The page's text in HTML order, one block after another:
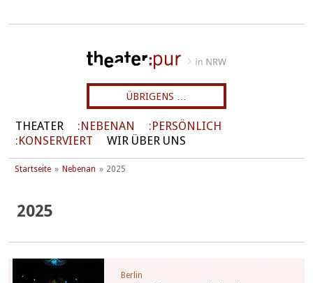
ÜBRIGENS …
THEATER NEBENAN
PERSÖNLICH
KONSERVIERT
WIR ÜBER UNS
Startseite Nebenan 2025
2025
Berlin